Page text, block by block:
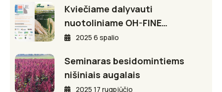
Kviečiame dalyvauti
nuotoliniame OH-FINE…
2025 6 spalio
Seminaras besidomintiems
nišiniais augalais
2025 17 rugpjūčio